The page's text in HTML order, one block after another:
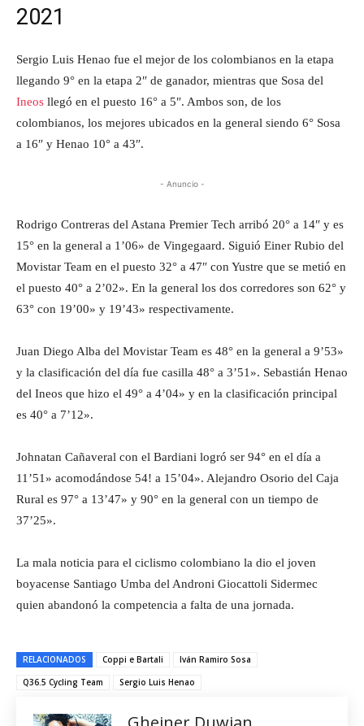
2021
Sergio Luis Henao fue el mejor de los colombianos en la etapa
llegando 9° en la etapa 2″ de ganador, mientras que Sosa del
Ineos llegó en el puesto 16° a 5″. Ambos son, de los
colombianos, los mejores ubicados en la general siendo 6° Sosa
a 16″ y Henao 10° a 43″.
- Anuncio -
Rodrigo Contreras del Astana Premier Tech arribó 20° a 14″ y es
15° en la general a 1’06» de Vingegaard. Siguió Einer Rubio del
Movistar Team en el puesto 32° a 47″ con Yustre que se metió en
el puesto 40° a 2’02». En la general los dos corredores son 62° y
63° con 19’00» y 19’43» respectivamente.
Juan Diego Alba del Movistar Team es 48° en la general a 9’53»
y la clasificación del día fue casilla 48° a 3’51». Sebastián Henao
del Ineos que hizo el 49° a 4’04» y en la clasificación principal
es 40° a 7’12».
Johnatan Cañaveral con el Bardiani logró ser 94° en el día a
11’51» acomodándose 54! a 15’04». Alejandro Osorio del Caja
Rural es 97° a 13’47» y 90° en la general con un tiempo de
37’25».
La mala noticia para el ciclismo colombiano la dio el joven
boyacense Santiago Umba del Androni Giocattoli Sidermec
quien abandonó la competencia a falta de una jornada.
RELACIONADOS Coppi e Bartali
Iván Ramiro Sosa
Q36.5 Cycling Team
Sergio Luis Henao